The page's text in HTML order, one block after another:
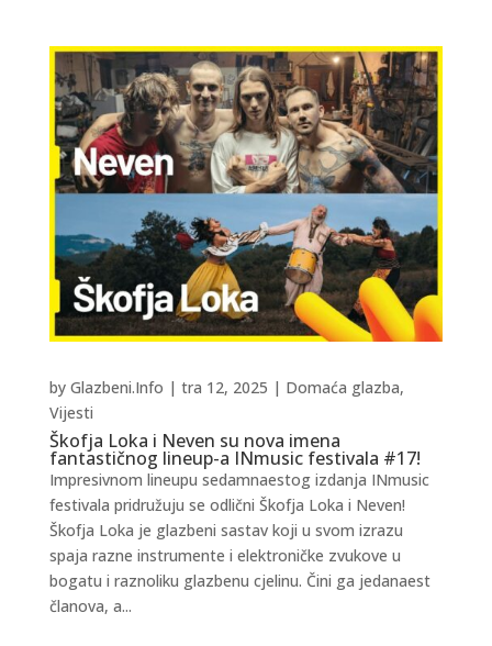
Škofja Loka i Neven su nova imena
fantastičnog lineup-a INmusic festivala #17!
by Glazbeni.Info | tra 12, 2025 | Domaća glazba,
Vijesti
Impresivnom lineupu sedamnaestog izdanja INmusic
festivala pridružuju se odlični Škofja Loka i Neven!
Škofja Loka je glazbeni sastav koji u svom izrazu
spaja razne instrumente i elektroničke zvukove u
bogatu i raznoliku glazbenu cjelinu. Čini ga jedanaest
članova, a...